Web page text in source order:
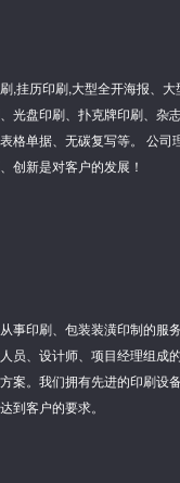
,挂历印刷,大型全开海报、
光盘印刷、扑克牌印刷、杂
格单据、无碳复写等。 公司
创新是对客户的发展！
事印刷、包装装潢印制的服
员、设计师、项目经理组成
案。我们拥有先进的印刷设
到客户的要求。